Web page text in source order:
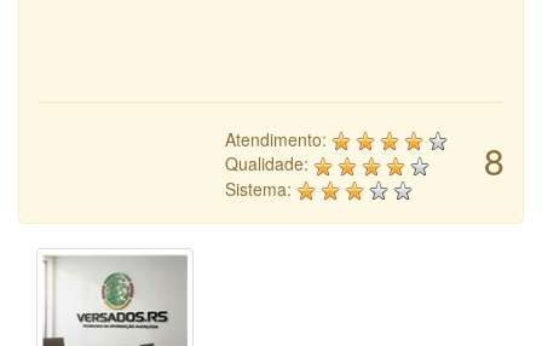
8
Atendimento:
Qualidade:
Sistema: